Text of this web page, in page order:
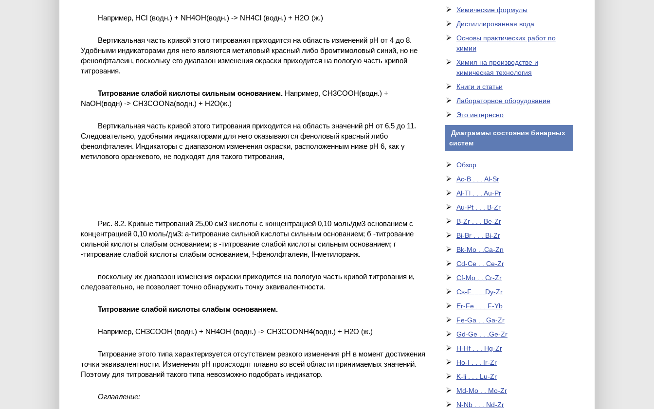
Например, HCl (водн.) + NH4OH(водн.) -> NH4Cl (водн.) + H2O (ж.)
Вертикальная часть кривой этого титрования приходится на область изменений рН от 4 до 8.
Удобными индикаторами для него являются метиловый красный либо бромтимоловый синий, но не
фенолфталеин, поскольку его диапазон изменения окраски приходится на пологую часть кривой
титрования.
Титрование слабой кислоты сильным основанием. Например, CH3COOH(водн.) +
NaOH(водн) -> CH3COONa(водн.) + H2O(ж.)
Вертикальная часть кривой этого титрования приходится на область значений рН от 6,5 до 11.
Следовательно, удобными индикаторами для него оказываются феноловый красный либо
фенолфталеин. Индикаторы с диапазоном изменения окраски, расположенным ниже рН 6, как у
метилового оранжевого, не подходят для такого титрования,
Рис. 8.2. Кривые титрований 25,00 см3 кислоты с концентрацией 0,10 моль/дм3 основанием с
концентрацией 0,10 моль/дм3: а-титрование сильной кислоты сильным основанием; б -титрование
сильной кислоты слабым основанием; в -титрование слабой кислоты сильным основанием; г
-титрование слабой кислоты слабым основанием, !-фенолфталеин, II-метилоранж.
поскольку их диапазон изменения окраски приходится на пологую часть кривой титрования и,
следовательно, не позволяет точно обнаружить точку эквивалентности.
Титрование слабой кислоты слабым основанием.
Например, CH3COOH (водн.) + NH4OH (водн.) -> CH3COONH4(водн.) + H2O (ж.)
Титрование этого типа характеризуется отсутствием резкого изменения рН в момент достижения
точки эквивалентности. Изменения рН происходят плавно во всей области принимаемых значений.
Поэтому для титрований такого типа невозможно подобрать индикатор.
Оглавление:
Химические формулы
Дистиллированная вода
Основы практических работ по
химии
Химия на производстве и
химическая технология
Книги и статьи
Лабораторное оборудование
Это интересно
Диаграммы состояния бинарных
систем
Обзор
Ac-B . . . Al-Sr
Al-Tl . . . Au-Pr
Au-Pt . . . B-Zr
B-Zr . . . Be-Zr
Bi-Br . . . Bi-Zr
Bk-Mo . .Ca-Zn
Cd-Ce . . Ce-Zr
Cf-Mo . . Cr-Zr
Cs-F . . . Dy-Zr
Er-Fe . . . F-Yb
Fe-Ga . . Ga-Zr
Gd-Ge . . .Ge-Zr
H-Hf . . . Hg-Zr
Ho-I . . . Ir-Zr
K-li . . . Lu-Zr
Md-Mo . . Mo-Zr
N-Nb . . . Nd-Zr